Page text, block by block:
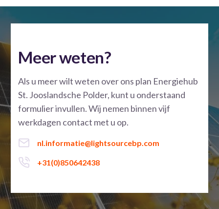
Meer weten?
Als u meer wilt weten over ons plan Energiehub
St. Jooslandsche Polder, kunt u onderstaand
formulier invullen. Wij nemen binnen vijf
werkdagen contact met u op.
nl.informatie@lightsourcebp.com
+31(0)850642438